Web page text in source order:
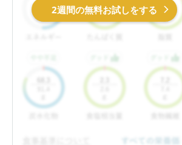
2週間の無料お試しをする